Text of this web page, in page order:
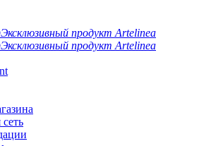
Эксклюзивный продукт Artelinea
Эксклюзивный продукт Artelinea